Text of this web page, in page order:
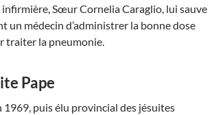
infirmière, Sœur Cornelia Caraglio, lui sauve
un médecin d’administrer la bonne dose
traiter la pneumonie.
Pape
puis élu provincial des jésuites